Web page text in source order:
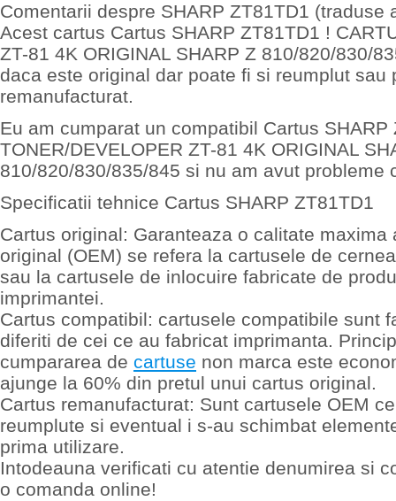
Comentarii despre SHARP ZT81TD1 (traduse
Acest cartus Cartus SHARP ZT81TD1 !
ZT-81 4K ORIGINAL SHARP Z 810/820/830/
daca este original dar poate fi si reumplut sau
remanufacturat.
Eu am cumparat un compatibil Cartus SHARP
TONER/DEVELOPER ZT-81 4K ORIGINAL
810/820/830/835/845 si nu am avut probleme
Specificatii tehnice Cartus SHARP ZT81TD1
Cartus original: Garanteaza o calitate maxima
original (OEM) se refera la cartusele de
sau la cartusele de inlocuire fabricate de
imprimantei.
Cartus compatibil: cartusele compatibile sunt
diferiti de cei ce au fabricat imprimanta.
cumpararea de cartuse non marca este
ajunge la 60% din pretul unui cartus original.
Cartus remanufacturat: Sunt cartusele OEM
reumplute si eventual i s-au schimbat
prima utilizare.
Intodeauna verificati cu atentie denumirea si
o comanda online!